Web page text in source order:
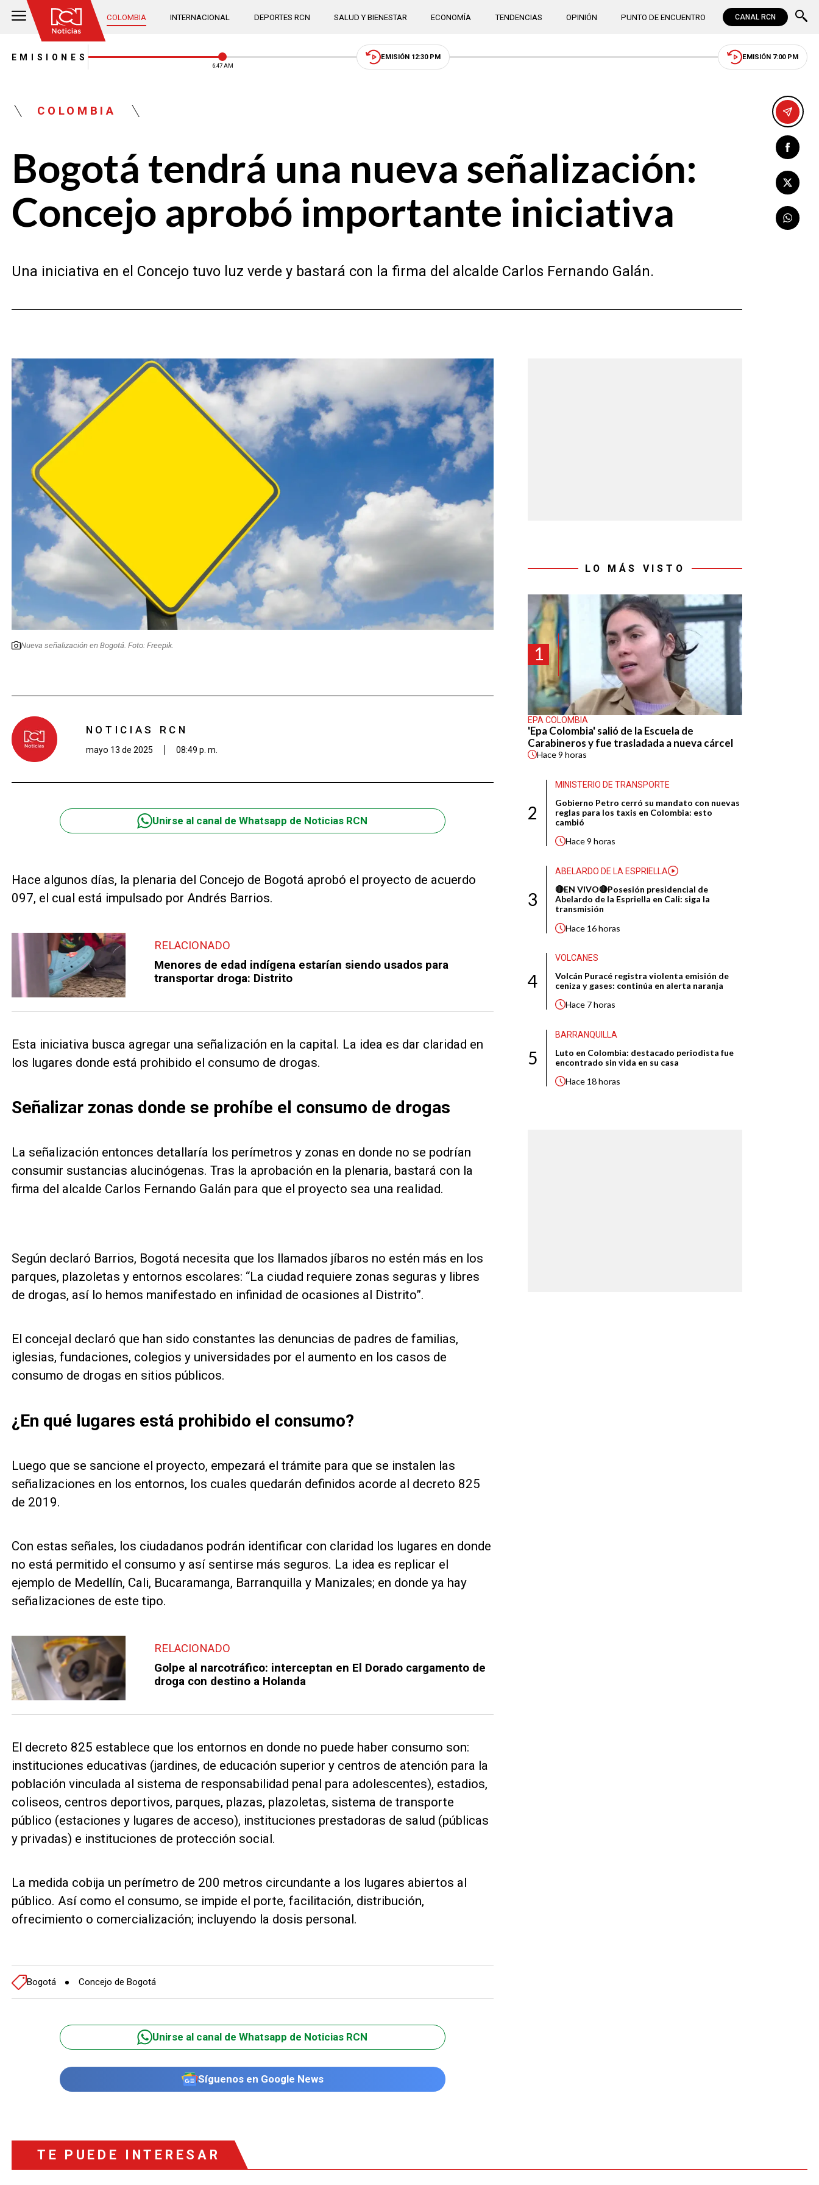
COLOMBIA INTERNACIONAL DEPORTES RCN SALUD Y BIENESTAR ECONOMÍA TENDENCIAS OPINIÓN PUNTO DE ENCUENTRO CANAL RCN
EMISIONES
6:48 AM
EMISIÓN 12:30 PM EMISIÓN 7:00 PM
COLOMBIA
Bogotá tendrá una nueva señalización:
Concejo aprobó importante iniciativa
Una iniciativa en el Concejo tuvo luz verde y bastará con la firma del alcalde Carlos Fernando Galán.
Nueva señalización en Bogotá. Foto: Freepik.
NOTICIAS RCN
mayo 13 de 2025 08:49 p. m.
Unirse al canal de Whatsapp de Noticias RCN
Hace algunos días, la plenaria del Concejo de Bogotá aprobó el proyecto de acuerdo
097, el cual está impulsado por Andrés Barrios.
RELACIONADO
Menores de edad indígena estarían siendo usados para
transportar droga: Distrito
Esta iniciativa busca agregar una señalización en la capital. La idea es dar claridad en
los lugares donde está prohibido el consumo de drogas.
Señalizar zonas donde se prohíbe el consumo de drogas
La señalización entonces detallaría los perímetros y zonas en donde no se podrían
consumir sustancias alucinógenas. Tras la aprobación en la plenaria, bastará con la
firma del alcalde Carlos Fernando Galán para que el proyecto sea una realidad.
Según declaró Barrios, Bogotá necesita que los llamados jíbaros no estén más en los
parques, plazoletas y entornos escolares: “La ciudad requiere zonas seguras y libres
de drogas, así lo hemos manifestado en infinidad de ocasiones al Distrito”.
El concejal declaró que han sido constantes las denuncias de padres de familias,
iglesias, fundaciones, colegios y universidades por el aumento en los casos de
consumo de drogas en sitios públicos.
¿En qué lugares está prohibido el consumo?
Luego que se sancione el proyecto, empezará el trámite para que se instalen las
señalizaciones en los entornos, los cuales quedarán definidos acorde al decreto 825
de 2019.
Con estas señales, los ciudadanos podrán identificar con claridad los lugares en donde
no está permitido el consumo y así sentirse más seguros. La idea es replicar el
ejemplo de Medellín, Cali, Bucaramanga, Barranquilla y Manizales; en donde ya hay
señalizaciones de este tipo.
RELACIONADO
Golpe al narcotráfico: interceptan en El Dorado cargamento de
droga con destino a Holanda
El decreto 825 establece que los entornos en donde no puede haber consumo son:
instituciones educativas (jardines, de educación superior y centros de atención para la
población vinculada al sistema de responsabilidad penal para adolescentes), estadios,
coliseos, centros deportivos, parques, plazas, plazoletas, sistema de transporte
público (estaciones y lugares de acceso), instituciones prestadoras de salud (públicas
y privadas) e instituciones de protección social.
La medida cobija un perímetro de 200 metros circundante a los lugares abiertos al
público. Así como el consumo, se impide el porte, facilitación, distribución,
ofrecimiento o comercialización; incluyendo la dosis personal.
Bogotá Concejo de Bogotá
Unirse al canal de Whatsapp de Noticias RCN
Síguenos en Google News
LO MÁS VISTO
1
EPA COLOMBIA
'Epa Colombia' salió de la Escuela de
Carabineros y fue trasladada a nueva cárcel
Hace9 horas
2
MINISTERIO DE TRANSPORTE
Gobierno Petro cerró su mandato con nuevas
reglas para los taxis en Colombia: esto
cambió
Hace9 horas
3
ABELARDO DE LA ESPRIELLA
🔴EN VIVO🔴Posesión presidencial de
Abelardo de la Espriella en Cali: siga la
transmisión
Hace 16 horas
4
VOLCANES
Volcán Puracé registra violenta emisión de
ceniza y gases: continúa en alerta naranja
Hace 7 horas
5
BARRANQUILLA
Luto en Colombia: destacado periodista fue
encontrado sin vida en su casa
Hace 18 horas
TE PUEDE INTERESAR